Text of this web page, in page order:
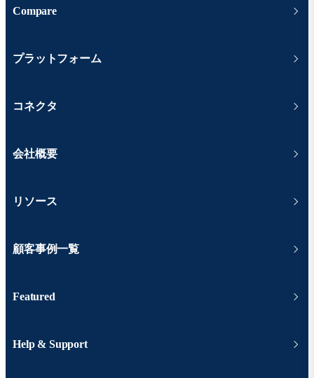
Compare
プラットフォーム
コネクタ
会社概要
リソース
顧客事例一覧
Featured
Help & Support